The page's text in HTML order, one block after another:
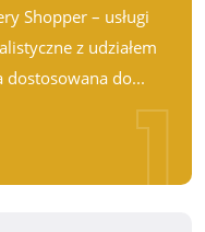
Shopper – usługi
z udziałem
dostosowana do...1